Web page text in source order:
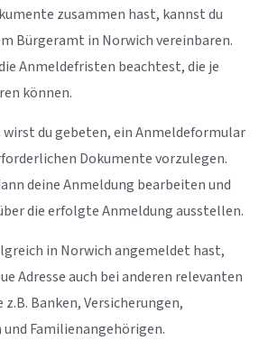
zusammen hast, kannst du
Bürgeramt in Norwich vereinbaren.
Anmeldefristen beachtest, die je
können.
wirst du gebeten, ein Anmeldeformular
Dokumente vorzulegen.
deine Anmeldung bearbeiten und
die erfolgte Anmeldung ausstellen.
in Norwich angemeldet hast,
Adresse auch bei anderen relevanten
Banken, Versicherungen,
Familienangehörigen.